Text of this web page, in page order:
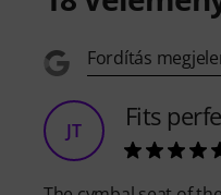
Fordítás
JT Fits